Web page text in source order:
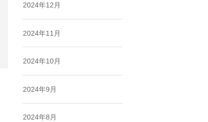
2024年12月
2024年11月
2024年10月
2024年9月
2024年8月